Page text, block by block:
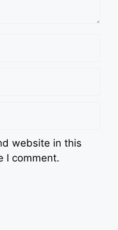
website in this
I comment.